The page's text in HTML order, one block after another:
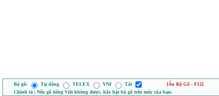
Bộ gõ: Tự động TELEX VNI Tắt
[Ẩn Bộ Gõ - F12]
Chính tả | Nếu gõ tiếng Việt không được, hãy bật bộ gõ trên máy của bạn.